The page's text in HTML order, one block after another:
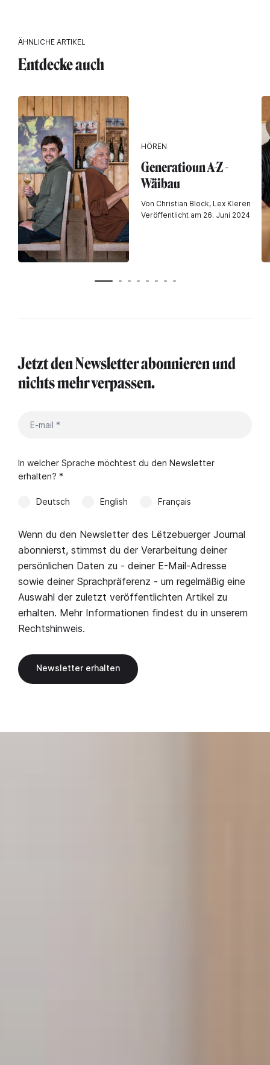
ÄHNLICHE ARTIKEL
Entdecke auch
HÖREN
Generatioun A-Z -
Wäibau
Von Christian Block, Lex Kleren
Veröffentlicht am 26. Juni 2024
Jetzt den Newsletter abonnieren und
nichts mehr verpassen.
In welcher Sprache möchtest du den Newsletter
erhalten? *
Deutsch English Français
Wenn du den Newsletter des Lëtzebuerger Journal
abonnierst, stimmst du der Verarbeitung deiner
persönlichen Daten zu - deiner E-Mail-Adresse
sowie deiner Sprachpräferenz - um regelmäßig eine
Auswahl der zuletzt veröffentlichten Artikel zu
erhalten. Mehr Informationen findest du in unserem
Rechtshinweis.